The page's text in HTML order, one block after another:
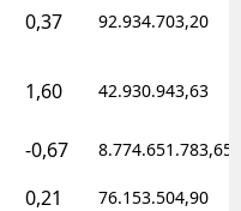
0,37 92.934.703,20
1,60 42.930.943,63
-0,67 8.774.651.783,65
0,21 76.153.504,90